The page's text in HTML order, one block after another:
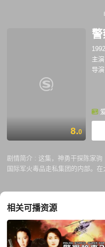
8.0
1992
主演
导演
剧情简介 : 这集，神勇干探陈家驹
国际军火毒品走私集团的内部。
助下，家驹顺利接近了正在服刑
有漏出马脚，杨建华自称家驹妹妹
团的老大猜霸，顺利成为集团的
架的妻子，遇到了家驹的女友阿
任务，以为他和杨建华在偷情。
相关可播资源